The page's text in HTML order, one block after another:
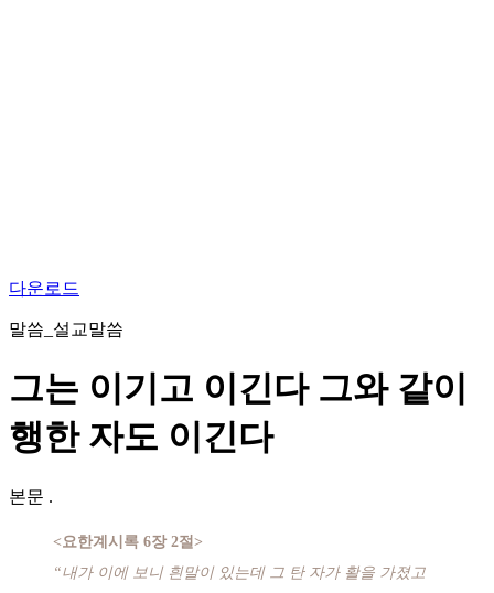
다운로드
말씀_설교말씀
그는 이기고 이긴다 그와 같이
행한 자도 이긴다
본문 .
<요한계시록 6장 2절>
“내가 이에 보니 흰말이 있는데 그 탄 자가 활을 가졌고